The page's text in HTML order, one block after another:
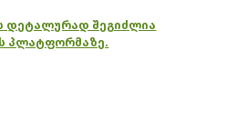
დეტალურად შეგიძლია
პლატფორმაზე.